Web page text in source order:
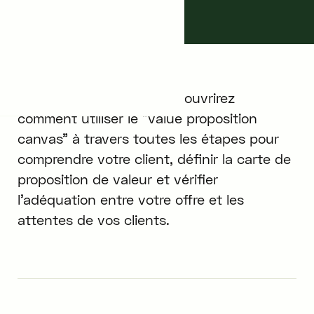
Dans cet article, vous découvrirez
comment utiliser le "value proposition
canvas" à travers toutes les étapes pour
comprendre votre client, définir la carte de
proposition de valeur et vérifier
l'adéquation entre votre offre et les
attentes de vos clients.